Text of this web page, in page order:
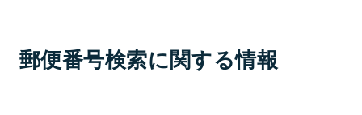
郵便番号検索に関する情報